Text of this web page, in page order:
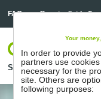
FAQ Besoin d’aide ?
Solutions Nos
Your
In order to provide
partners use
necessary for the
site. Others are
following purposes: